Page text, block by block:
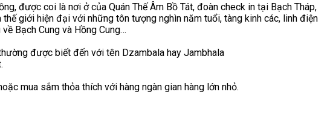
được coi là nơi ở của Quán Thế Âm Bồ Tát, đoàn check in tại Bạch Tháp,
giới hiện đại với những tôn tượng nghìn năm tuổi, tàng kinh các, linh điện
Bạch Cung và Hồng Cung…
được biết đến với tên Dzambala hay Jambhala
mua sắm thỏa thích với hàng ngàn gian hàng lớn nhỏ.